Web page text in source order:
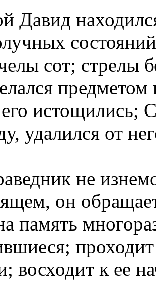
Давид
сот; стрелы
истощились;
удалился от
не
он
память
восходит к ее